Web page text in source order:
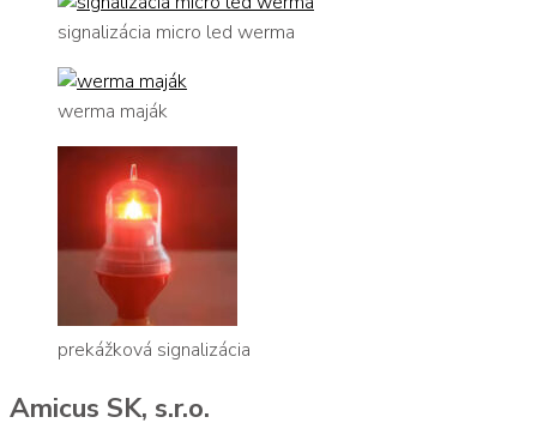
signalizácia micro led werma
werma maják
prekážková signalizácia
Amicus SK, s.r.o.